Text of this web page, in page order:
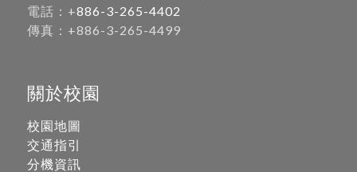
電話：+886-3-265-4402
傳真：+886-3-265-4499
關於校園
校園地圖
交通指引
分機資訊